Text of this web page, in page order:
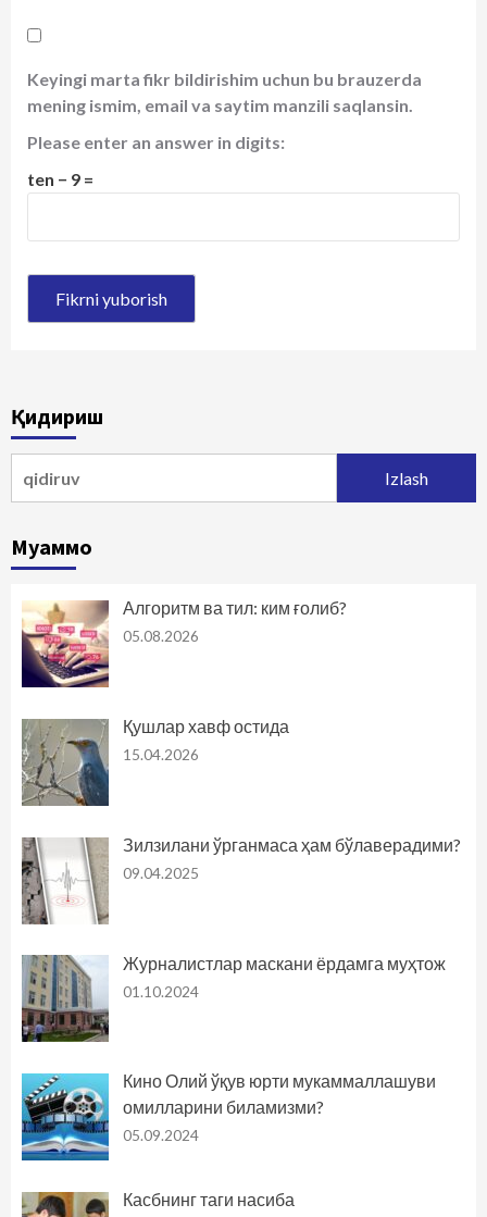
Keyingi marta fikr bildirishim uchun bu brauzerda
mening ismim, email va saytim manzili saqlansin.
Please enter an answer in digits:
ten − 9 =
Қидириш
Муаммо
Алгоритм ва тил: ким ғолиб?
05.08.2026
Қушлар хавф остида
15.04.2026
Зилзилани ўрганмаса ҳам бўлаверадими?
09.04.2025
Журналистлар маскани ёрдамга муҳтож
01.10.2024
Кино Олий ўқув юрти мукаммаллашуви
омилларини биламизми?
05.09.2024
Касбнинг таги насиба